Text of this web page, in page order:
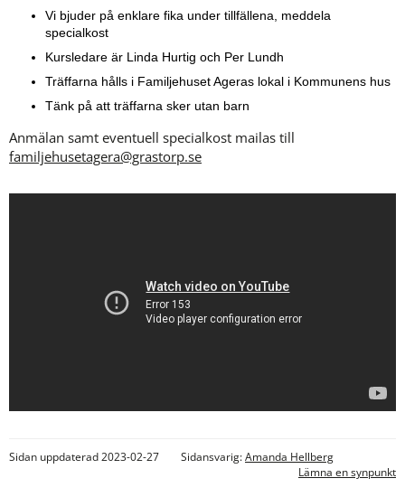
Vi bjuder på enklare fika under tillfällena, meddela
specialkost
Kursledare är Linda Hurtig och Per Lundh
Träffarna hålls i Familjehuset Ageras lokal i Kommunens hus
Tänk på att träffarna sker utan barn
familjehusetagera@grastorp.se
Sidan uppdaterad 2023-02-27 Sidansvarig:Amanda Hellberg
Lämna en synpunkt